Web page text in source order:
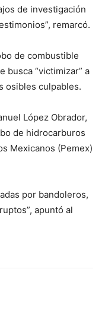
de investigación
remarcó.
de combustible
busca “victimizar” a
osibles culpables.
López Obrador,
de hidrocarburos
Mexicanos (Pemex)
por bandoleros,
apuntó al